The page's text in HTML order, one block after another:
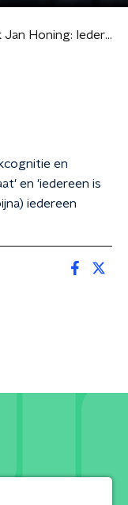
Henk Jan Honing: Iedereen is muzikaal!
en
en 'iedereen is
iedereen